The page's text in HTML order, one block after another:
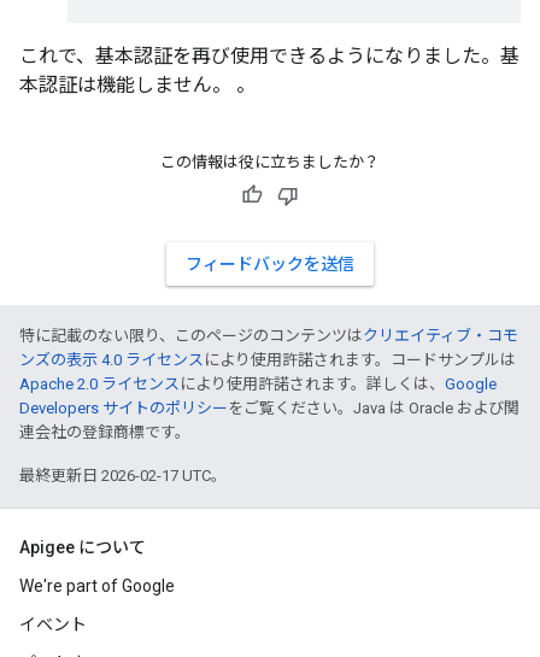
これで、基本認証を再び使用できるようになりました。基
本認証は機能しません。 。
この情報は役に立ちましたか？
フィードバックを送信
特に記載のない限り、このページのコンテンツはクリエイティブ・コモ
ンズの表示 4.0 ライセンス により使用許諾されます。コードサンプルは
Apache 2.0 ライセンス により使用許諾されます。詳しくは、 Google
Developers サイトのポリシー をご覧ください。Java は Oracle および関
連会社の登録商標です。
最終更新日 2026-02-17 UTC。
Apigee について
We're part of Google
イベント